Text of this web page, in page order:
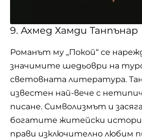
9. Ахмед Хамди Танпънар
Романът му „Покой“ се
значимите шедьоври на
световната литература.
известен най-вече с
писане. Символизмът и
богатите житейски
прави изключително любим